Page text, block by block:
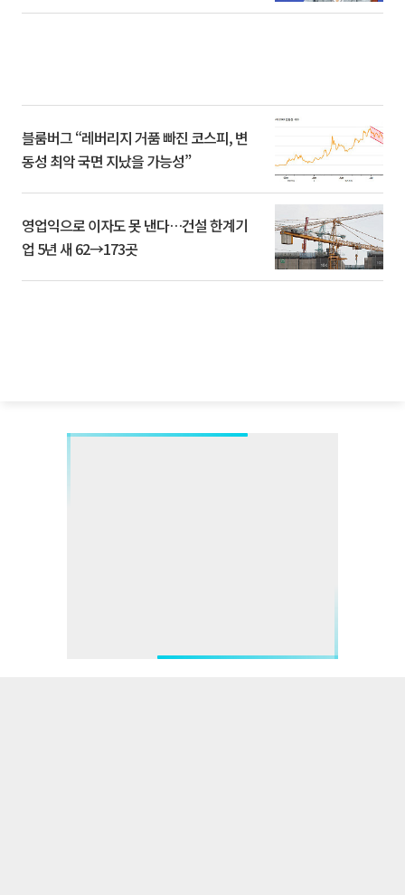
블룸버그 “레버리지 거품 빠진 코스피, 변
동성 최악 국면 지났을 가능성”
영업익으로 이자도 못 낸다…건설 한계기
업 5년 새 62→173곳